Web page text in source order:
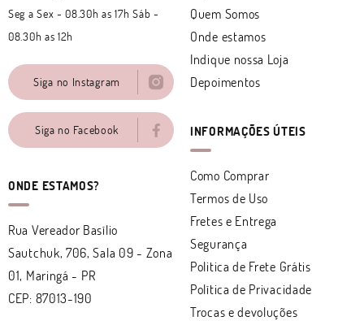
Seg a Sex - 08.30h as 17h Sáb -
08.30h as 12h
Siga no Instagram
Siga no Facebook
ONDE ESTAMOS?
Rua Vereador Basílio
Sautchuk, 706, Sala 09 - Zona
01, Maringá - PR
CEP: 87013-190
Quem Somos
Onde estamos
Indique nossa Loja
Depoimentos
INFORMAÇÕES ÚTEIS
Como Comprar
Termos de Uso
Fretes e Entrega
Segurança
Politica de Frete Grátis
Política de Privacidade
Trocas e devoluções